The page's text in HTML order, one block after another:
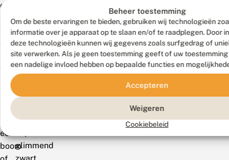
Beheer toestemming
Om de beste ervaringen te bieden, gebruiken wij technologieën
informatie over je apparaat op te slaan en/of te raadplegen. Door
deze technologieën kunnen wij gegevens zoals surfgedrag of
site verwerken. Als je geen toestemming geeft of uw
een nadelige invloed hebben op bepaalde functies en
Accepteren
Weigeren
Cookiebeleid
overwintert
als
vlinder
op
een
vochtige
koele
plaats
een
boom
zwarte
doorns
op
rug
en
buikpoten
bruin;
glimmend